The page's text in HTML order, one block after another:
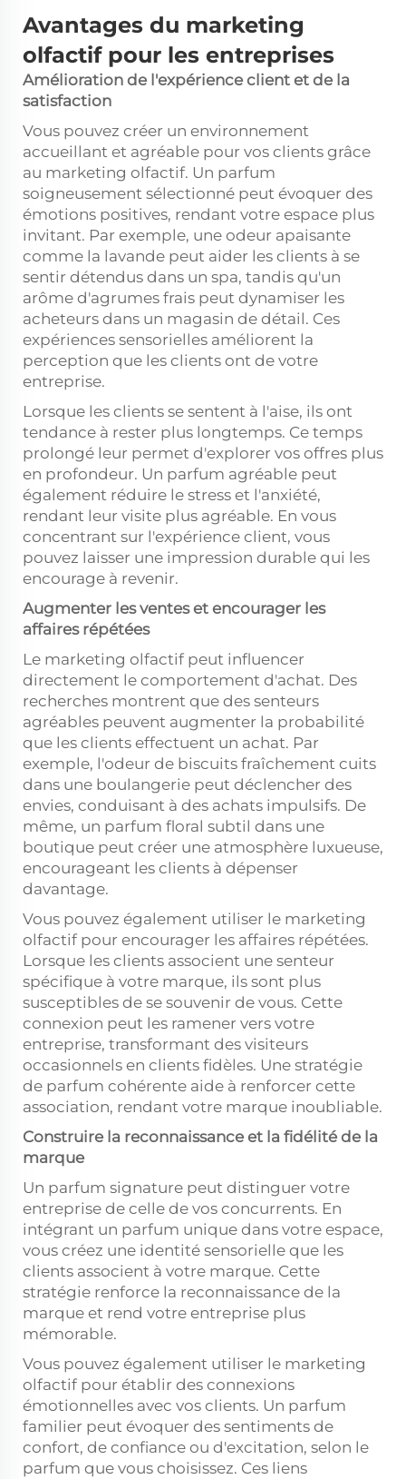
Avantages du marketing
olfactif pour les entreprises
Amélioration de l'expérience client et de la
satisfaction
Vous pouvez créer un environnement
accueillant et agréable pour vos clients grâce
au marketing olfactif. Un parfum
soigneusement sélectionné peut évoquer des
émotions positives, rendant votre espace plus
invitant. Par exemple, une odeur apaisante
comme la lavande peut aider les clients à se
sentir détendus dans un spa, tandis qu'un
arôme d'agrumes frais peut dynamiser les
acheteurs dans un magasin de détail. Ces
expériences sensorielles améliorent la
perception que les clients ont de votre
entreprise.
Lorsque les clients se sentent à l'aise, ils ont
tendance à rester plus longtemps. Ce temps
prolongé leur permet d'explorer vos offres plus
en profondeur. Un parfum agréable peut
également réduire le stress et l'anxiété,
rendant leur visite plus agréable. En vous
concentrant sur l'expérience client, vous
pouvez laisser une impression durable qui les
encourage à revenir.
Augmenter les ventes et encourager les
affaires répétées
Le marketing olfactif peut influencer
directement le comportement d'achat. Des
recherches montrent que des senteurs
agréables peuvent augmenter la probabilité
que les clients effectuent un achat. Par
exemple, l'odeur de biscuits fraîchement cuits
dans une boulangerie peut déclencher des
envies, conduisant à des achats impulsifs. De
même, un parfum floral subtil dans une
boutique peut créer une atmosphère luxueuse,
encourageant les clients à dépenser
davantage.
Vous pouvez également utiliser le marketing
olfactif pour encourager les affaires répétées.
Lorsque les clients associent une senteur
spécifique à votre marque, ils sont plus
susceptibles de se souvenir de vous. Cette
connexion peut les ramener vers votre
entreprise, transformant des visiteurs
occasionnels en clients fidèles. Une stratégie
de parfum cohérente aide à renforcer cette
association, rendant votre marque inoubliable.
Construire la reconnaissance et la fidélité de la
marque
Un parfum signature peut distinguer votre
entreprise de celle de vos concurrents. En
intégrant un parfum unique dans votre espace,
vous créez une identité sensorielle que les
clients associent à votre marque. Cette
stratégie renforce la reconnaissance de la
marque et rend votre entreprise plus
mémorable.
Vous pouvez également utiliser le marketing
olfactif pour établir des connexions
émotionnelles avec vos clients. Un parfum
familier peut évoquer des sentiments de
confort, de confiance ou d'excitation, selon le
parfum que vous choisissez. Ces liens